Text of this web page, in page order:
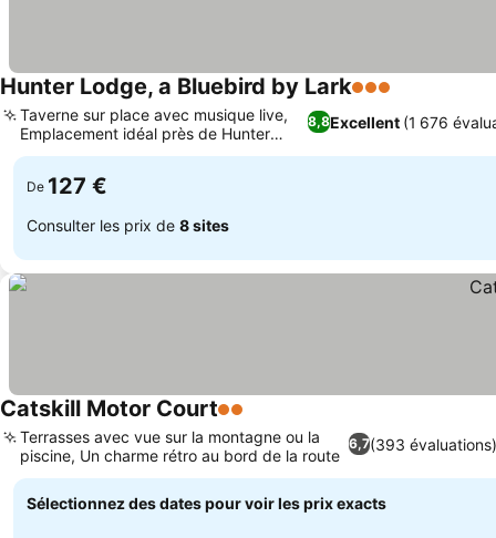
Hunter Lodge, a Bluebird by Lark3 Étoiles
8,8Excellent (1 676
Taverne sur place avec musique live,
Emplacement idéal près de Hunter
Mountain
De 127 €
Consulter les prix de 8 sites
Catskill Motor Court2 Étoiles
6,7(393 évaluations)
Terrasses avec vue sur la montagne ou la
piscine, Un charme rétro au bord de la route
Sélectionnez des dates pour voir les prix exacts